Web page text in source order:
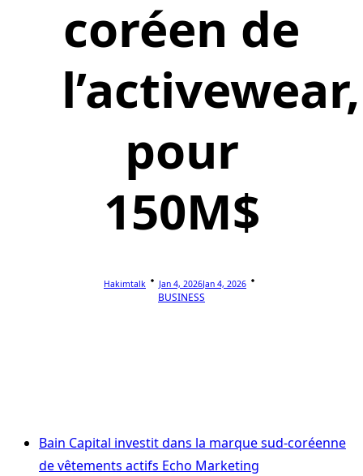
coréen de
l’activewear,
pour
150M$
Hakimtalk Jan 4, 2026Jan 4, 2026
BUSINESS
Bain Capital investit dans la marque sud-coréenne
de vêtements actifs Echo Marketing